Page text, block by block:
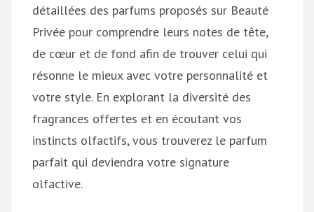
détaillées des parfums proposés sur Beauté
Privée pour comprendre leurs notes de tête,
de cœur et de fond afin de trouver celui qui
résonne le mieux avec votre personnalité et
votre style. En explorant la diversité des
fragrances offertes et en écoutant vos
instincts olfactifs, vous trouverez le parfum
parfait qui deviendra votre signature
olfactive.